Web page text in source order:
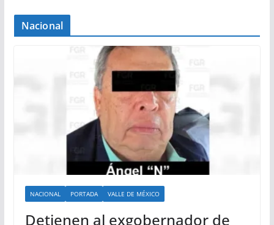
Nacional
NACIONAL PORTADA VALLE DE MÉXICO
Detienen al exgobernador de